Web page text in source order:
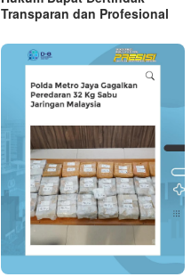
Transparan dan Profesional